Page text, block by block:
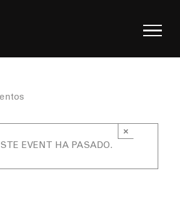
EVENT HA PASADO.
×